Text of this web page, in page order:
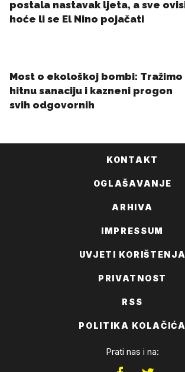
KONTAKT
OGLAŠAVANJE
ARHIVA
IMPRESSUM
UVJETI KORIŠTENJA
PRIVATNOST
RSS
POLITIKA KOLAČIĆA
Prati nas i na: